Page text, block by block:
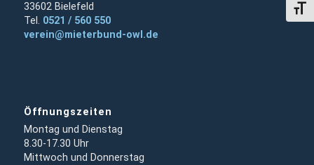
33602 Bielefeld
Tel. 0521 / 560 550
verein@mieterbund-owl.de
Öffnungszeiten
Montag und Dienstag
8.30-17.30 Uhr
Mittwoch und Donnerstag